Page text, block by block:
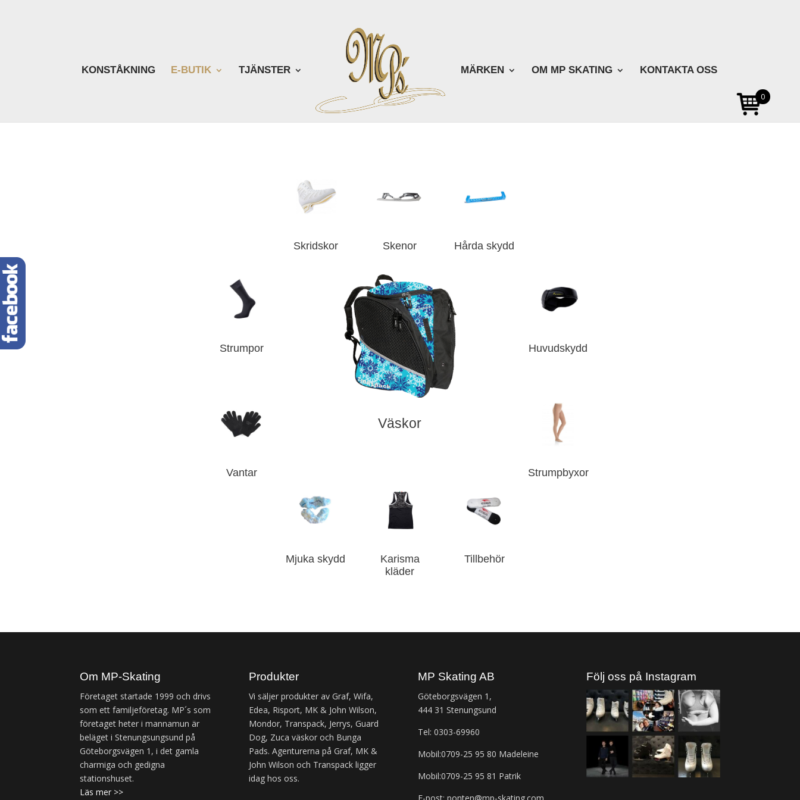
KONSTÅKNING E-BUTIK TJÄNSTER MÄRKEN OM MP SKATING KONTAKTA OSS
Skridskor Skenor Hårda skydd
Strumpor
Vantar
Väskor
Huvudskydd
Strumpbyxor
Mjuka skydd
Karisma
kläder
Tillbehör
Om MP-Skating
Företaget startade 1999 och drivs
som ett familjeföretag. MP´s som
företaget heter i mannamun är
beläget i Stenungsungsund på
Göteborgsvägen 1, i det gamla
charmiga och gedigna
stationshuset.
Läs mer >>
Produkter
Vi säljer produkter av Graf, Wifa,
Edea, Risport, MK & John Wilson,
Mondor, Transpack, Jerrys, Guard
Dog, Zuca väskor och Bunga
Pads. Agenturerna på Graf, MK &
John Wilson och Transpack ligger
idag hos oss.
MP Skating AB
Göteborgsvägen 1,
444 31 Stenungsund
Tel: 0303-69960
Mobil:0709-25 95 80 Madeleine
Mobil:0709-25 95 81 Patrik
Följ oss på Instagram
0